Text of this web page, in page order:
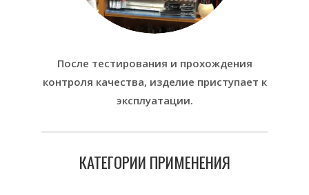
После тестирования и прохождения
контроля качества, изделие приступает к
эксплуатации.
КАТЕГОРИИ ПРИМЕНЕНИЯ